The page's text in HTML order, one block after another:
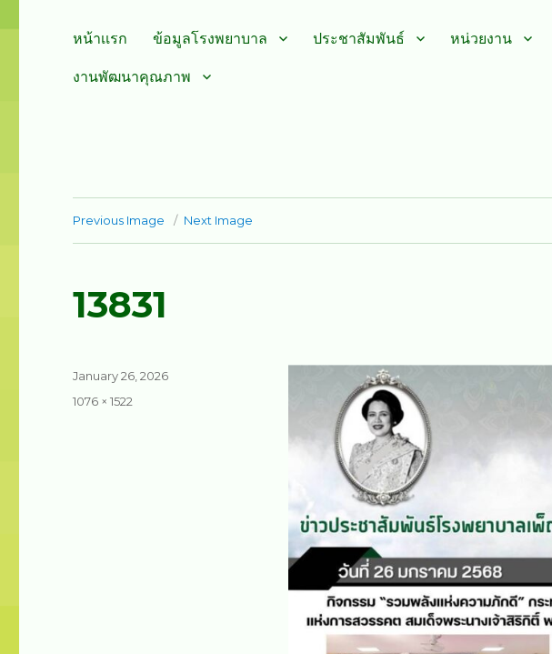
โรงพยาบาลเพ็ญ
หน้าเเรก ข้อมูลโรงพยาบาล ประชาสัมพันธ์ หน่วยงาน
งานพัฒนาคุณภาพ
Previous Image Next Image
13831
Posted
January 26, 2026
Full
1076 × 1522